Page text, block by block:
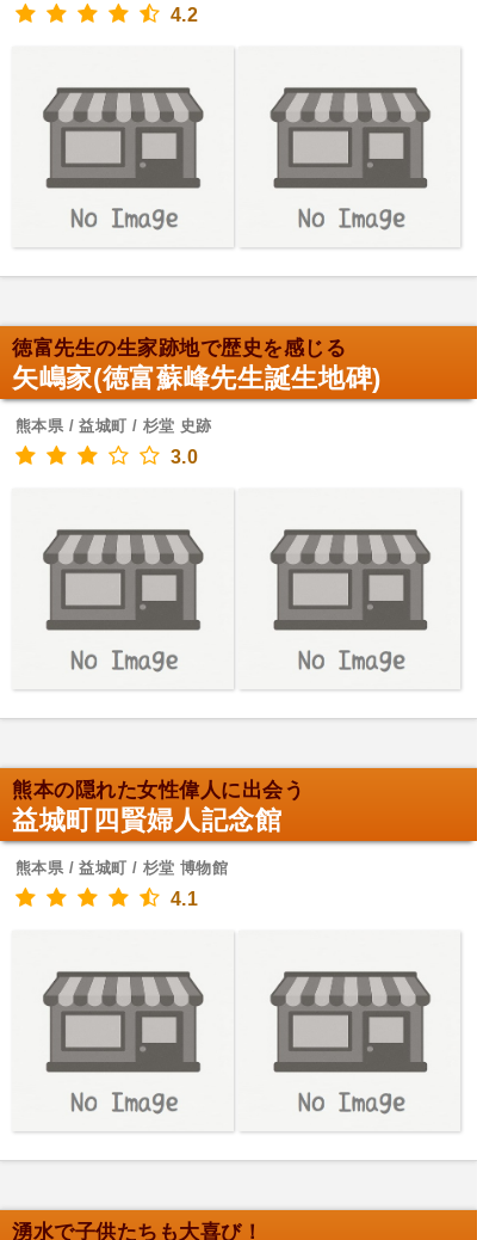
4.2
徳富先生の生家跡地で歴史を感じる
矢嶋家(徳富蘇峰先生誕生地碑)
熊本県 / 益城町 / 杉堂 史跡
3.0
熊本の隠れた女性偉人に出会う
益城町四賢婦人記念館
熊本県 / 益城町 / 杉堂 博物館
4.1
湧水で子供たちも大喜び！